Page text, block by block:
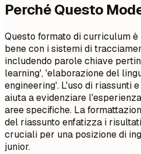
Perché Questo
Questo formato di curriculum
bene con i sistemi di
includendo parole chiave
learning', 'elaborazione del
engineering'. L'uso di riassunti
aiuta a evidenziare
aree specifiche. La
del riassunto enfatizza i
cruciali per una posizione di
junior.